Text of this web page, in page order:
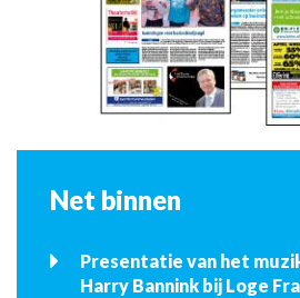
Net binnen
Presentatie van het
Harry Bannink bij Loge